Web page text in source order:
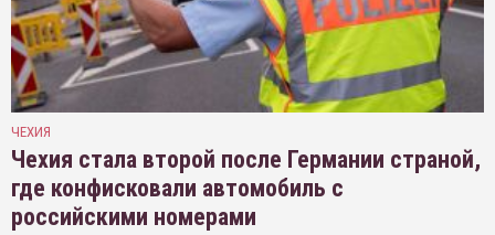
ЧЕХИЯ
Чехия стала второй после Германии страной,
где конфисковали автомобиль с
российскими номерами